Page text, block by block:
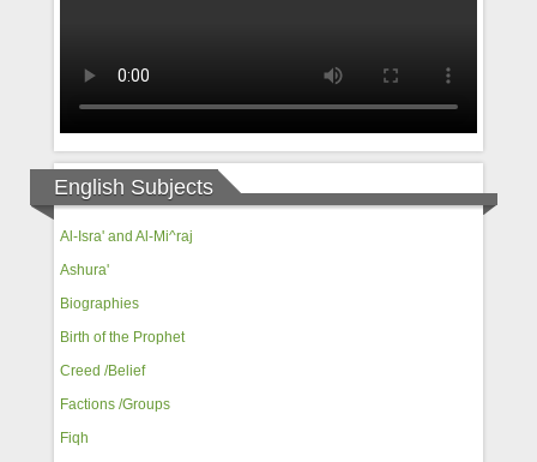
English Subjects
Al-Isra' and Al-Mi^raj
Ashura'
Biographies
Birth of the Prophet
Creed /Belief
Factions /Groups
Fiqh